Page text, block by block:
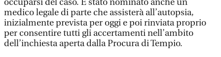
occuparsi del caso. È stato nominato anche un
medico legale di parte che assisterà all’autopsia,
inizialmente prevista per oggi e poi rinviata proprio
per consentire tutti gli accertamenti nell’ambito
dell’inchiesta aperta dalla Procura di Tempio.